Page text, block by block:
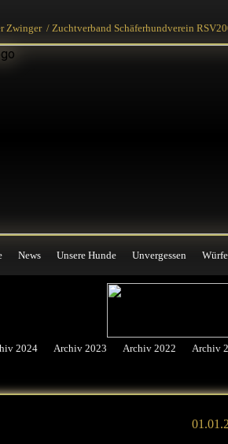
2024 Archiv 2023 Archiv 2022 Archiv
News Unsere Hunde Unvergessen Würfe
Zwinger / Zuchtverband Schäferhundverein
News Unsere Hunde Unvergessen Würfe